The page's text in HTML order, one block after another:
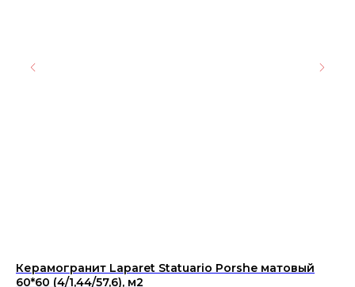
Керамогранит Laparet Statuario Porshe матовый
60*60 (4/1,44/57,6), м2